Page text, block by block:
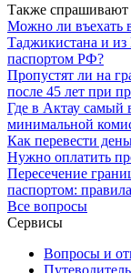
Также спрашивают
Можно ли въехать
Таджикистана и из
паспортом РФ?
Пропустят ли на
после 45 лет при
Где в Актау самый
минимальной
Как перевести
Нужно оплатить
Пересечение
паспортом:
Все вопросы
Сервисы
Вопросы и
Путеводитель